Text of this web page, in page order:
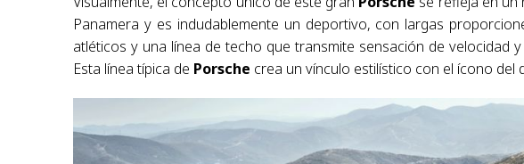
Panamera y es indudablemente un deportivo, con largas
atléticos y una línea de techo que transmite sensación de velocidad
Esta línea típica de Porsche crea un vínculo estilístico con el ícono del